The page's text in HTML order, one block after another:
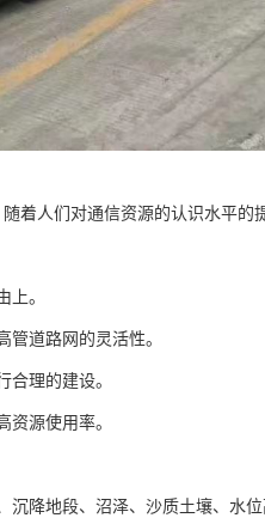
着人们对通信资源的认识水平的
上。
管道路网的灵活性。
合理的建设。
资源使用率。
沉降地段、沼泽、沙质土壤、水位